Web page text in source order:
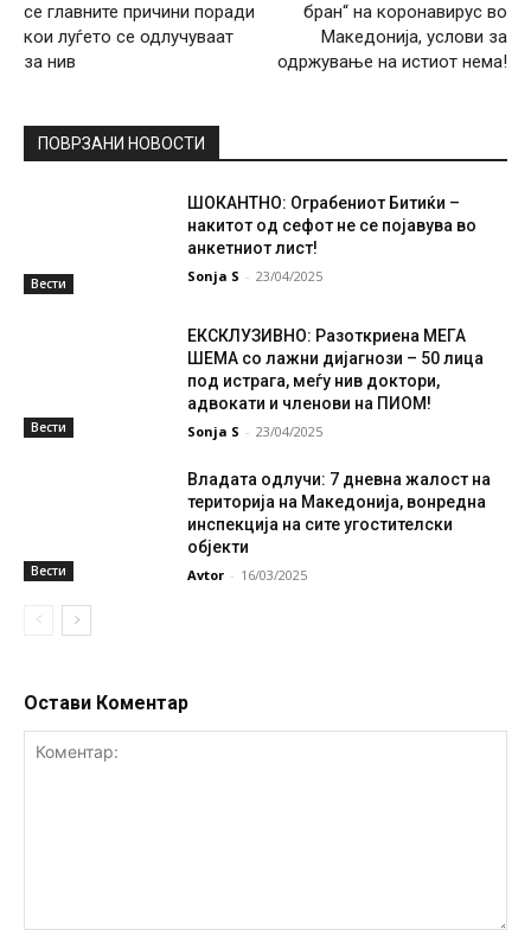
се главните причини поради
кои луѓето се одлучуваат
за нив
бран“ на коронавирус во
Македонија, услови за
одржување на истиот нема!
ПОВРЗАНИ НОВОСТИ
Вести
ШОКАНТНО: Ограбениот Битиќи –
накитот од сефот не се појавува во
анкетниот лист!
Sonja S - 23/04/2025
Вести
ЕКСКЛУЗИВНО: Разоткриена МЕГА
ШЕМА со лажни дијагнози – 50 лица
под истрага, меѓу нив доктори,
адвокати и членови на ПИОМ!
Sonja S - 23/04/2025
Вести
Владата одлучи: 7 дневна жалост на
територија на Македонија, вонредна
инспекција на сите угостителски
објекти
Avtor - 16/03/2025
Остави Коментар